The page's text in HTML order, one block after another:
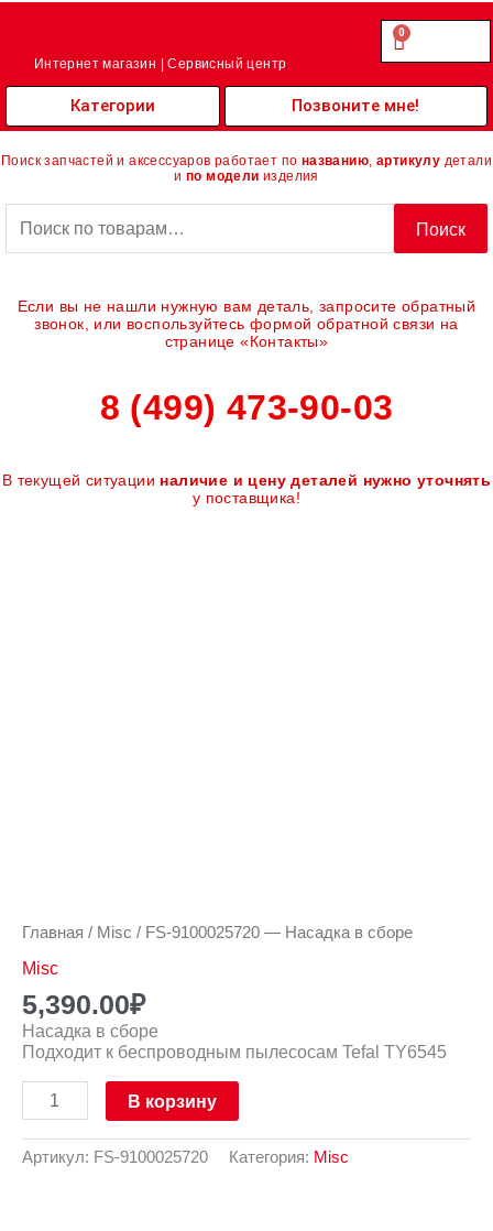
Перейти
Интернет магазин | Сервисный центр
0.00
0
Cart
Категории Позвоните мне!
Поиск запчастей и аксессуаров работает по названию артикулу детали
и по модели изделия
Поиск
Если вы не нашли нужную вам деталь, запросите обратный
звонок, или воспользуйтесь формой обратной связи на
странице «Контакты»
8 (499) 473-90-03
В текущей ситуации наличие и цену деталей нужно уточнять
у поставщика!
Главная / Misc / FS-9100025720 — Насадка в сборе
Misc
5,390.00₽
Насадка в сборе
Подходит к беспроводным пылесосам Tefal TY6545
В корзину
Артикул: FS-9100025720 Категория: Misc